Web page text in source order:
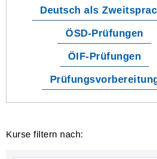
Deutsch als
ÖSD-Prüfungen
ÖIF-Prüfungen
Kurse filtern nach: